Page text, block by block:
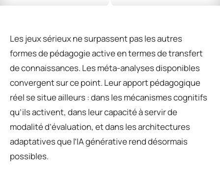
Les jeux sérieux ne surpassent pas les autres
formes de pédagogie active en termes de transfert
de connaissances. Les méta-analyses disponibles
convergent sur ce point. Leur apport pédagogique
réel se situe ailleurs : dans les mécanismes cognitifs
qu’ils activent, dans leur capacité à servir de
modalité d’évaluation, et dans les architectures
adaptatives que l’IA générative rend désormais
possibles.